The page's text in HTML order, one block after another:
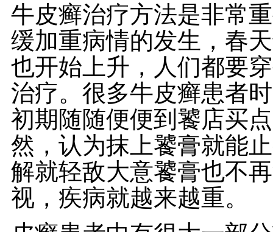
牛皮癣治疗方法是非常
缓加重病情的发生，春
也开始上升，人们都要
治疗。很多牛皮癣患者
初期随随便便到饕店买
然，认为抹上饕膏就能
解就轻敌大意饕膏也不
视，疾病就越来越重。